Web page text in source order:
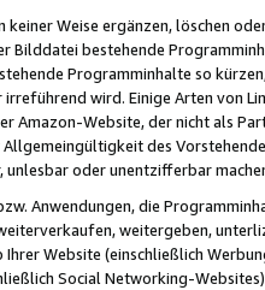
keiner Weise ergänzen, löschen
Bilddatei bestehende
Programminhalte so
wird. Einige Arten von
Amazon-Website, der nicht als
Allgemeingültigkeit des
unlesbar oder unentzifferbar
Anwendungen, die
weitergeben,
Ihrer Website (einschließlich
Social Networking-